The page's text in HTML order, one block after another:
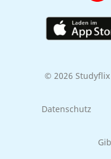
© 2026 Studyflix
Datenschutz